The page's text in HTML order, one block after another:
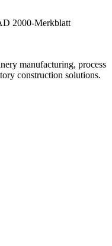
2000-Merkblatt
manufacturing, process
construction solutions.